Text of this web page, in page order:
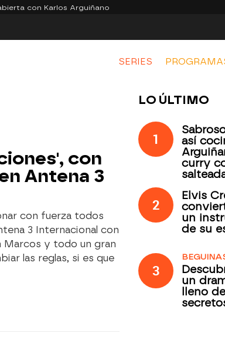
con Karlos Arguiñano
SERIES
con
Antena 3
con fuerza todos
3 Internacional con
Marcos y todo un gran
las reglas, si es que
LO ÚLTIMO
1
así
curry
2
Elvis
un
de su
3
un
lleno